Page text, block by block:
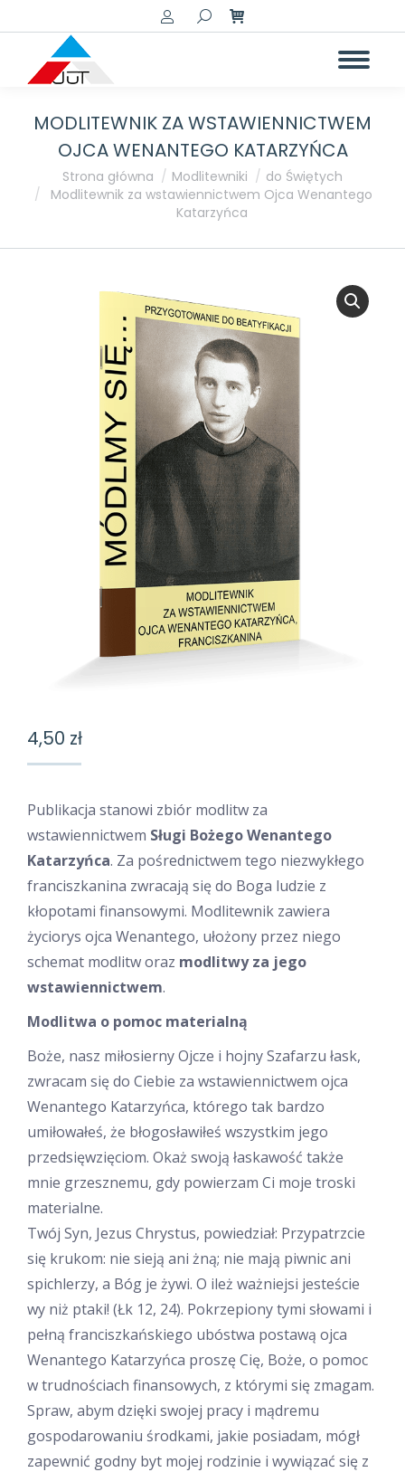
Szukaj:
MODLITEWNIK ZA WSTAWIENNICTWEM
OJCA WENANTEGO KATARZYŃCA
Jesteś tutaj:
Strona główna Modlitewniki
do Świętych
Modlitewnik za wstawiennictwem Ojca Wenantego
Katarzyńca
4,50 zł
Publikacja stanowi zbiór modlitw za
wstawiennictwem Sługi Bożego Wenantego
Katarzyńca. Za pośrednictwem tego niezwykłego
franciszkanina zwracają się do Boga ludzie z
kłopotami finansowymi. Modlitewnik zawiera
życiorys ojca Wenantego, ułożony przez niego
schemat modlitw oraz modlitwy za jego
wstawiennictwem.
Modlitwa o pomoc materialną
Boże, nasz miłosierny Ojcze i hojny Szafarzu łask,
zwracam się do Ciebie za wstawiennictwem ojca
Wenantego Katarzyńca, którego tak bardzo
umiłowałeś, że błogosławiłeś wszystkim jego
przedsięwzięciom. Okaż swoją łaskawość także
mnie grzesznemu, gdy powierzam Ci moje troski
materialne.
Twój Syn, Jezus Chrystus, powiedział: Przypatrzcie
się krukom: nie sieją ani żną; nie mają piwnic ani
spichlerzy, a Bóg je żywi. O ileż ważniejsi jesteście
wy niż ptaki! (Łk 12, 24). Pokrzepiony tymi słowami i
pełną franciszkańskiego ubóstwa postawą ojca
Wenantego Katarzyńca proszę Cię, Boże, o pomoc
w trudnościach finansowych, z którymi się zmagam.
Spraw, abym dzięki swojej pracy i mądremu
gospodarowaniu środkami, jakie posiadam, mógł
zapewnić godny byt mojej rodzinie i wywiązać się z